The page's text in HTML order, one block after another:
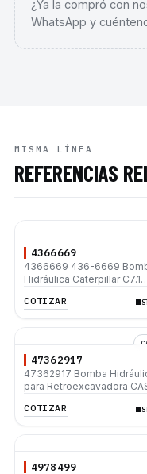
¿Ya la compró con
WhatsApp y
MISMA LÍNEA
REFERENCIAS
4366669
4366669 436-6669
Hidráulica Caterpillar C7.1
315D L 330D2 L 330D2
COTIZAR
47362917
47362917 Bomba
para Retroexcavadora
52 cc/rev 28.5 gpm 17
COTIZAR
4978499